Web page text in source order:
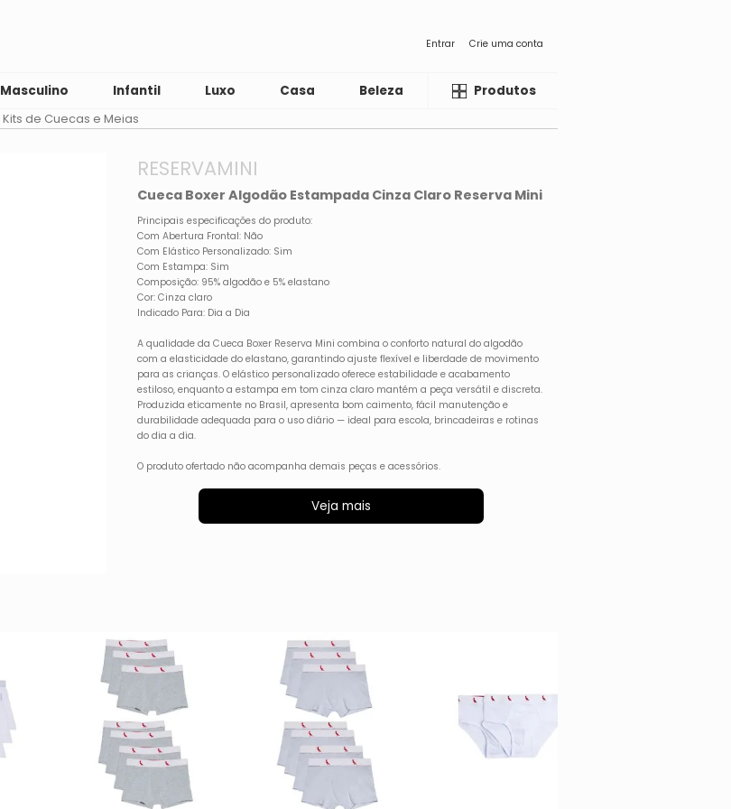
Entrar Crie uma conta
Masculino Infantil Luxo Casa Beleza LiquidaProdutos
Kits de Cuecas e Meias
RESERVAMINI
Cueca Boxer Algodão Estampada Cinza Claro Reserva Mini
Principais especificações do produto:
Com Abertura Frontal: Não
Com Elástico Personalizado: Sim
Com Estampa: Sim
Composição: 95% algodão e 5% elastano
Cor: Cinza claro
Indicado Para: Dia a Dia
A qualidade da Cueca Boxer Reserva Mini combina o conforto natural do algodão
com a elasticidade do elastano, garantindo ajuste flexível e liberdade de movimento
para as crianças. O elástico personalizado oferece estabilidade e acabamento
estiloso, enquanto a estampa em tom cinza claro mantém a peça versátil e discreta.
Produzida eticamente no Brasil, apresenta bom caimento, fácil manutenção e
durabilidade adequada para o uso diário — ideal para escola, brincadeiras e rotinas
do dia a dia.
O produto ofertado não acompanha demais peças e acessórios.
Veja mais